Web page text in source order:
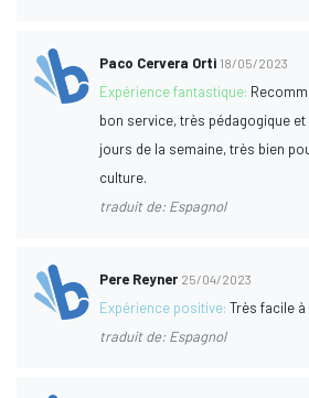
Paco Cervera Orti 18/05/2023
Expérience fantastique:
bon service, très pédagogique
jours de la semaine, très bien
culture.
traduit de: Espagnol
Pere Reyner 25/04/2023
Expérience positive:Très facile
traduit de: Espagnol